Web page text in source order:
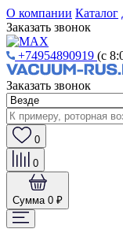
О компании Каталог
Заказать звонок
+74954890919 (с
Заказать звонок
0
0
Сумма 0 ₽